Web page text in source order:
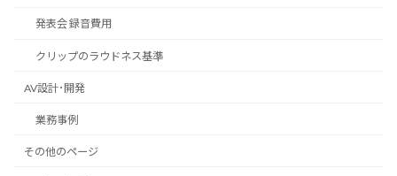
発表会 録音費用
クリップのラウドネス基準
AV設計･開発
業務事例
その他のページ